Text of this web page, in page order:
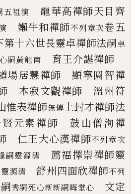
五祖演 龍華高禪師天目齊
嬾牛和禪師不列章次卷五
十六世長靈卓禪師法嗣卓
嗣黃龍南
育王介諶禪師
場居慧禪師 顯寧圓智禪
本寂文觀禪師 溫州符
惟表禪師無傳 上封才禪師法
元素禪師 鼓山僧洵禪
仁王大心漢禪師不列章次
嗣靈源清 薦福擇崇禪師靈
源清 舒州四面欣禪師不列
秀嗣死心新新嗣晦堂心
文定